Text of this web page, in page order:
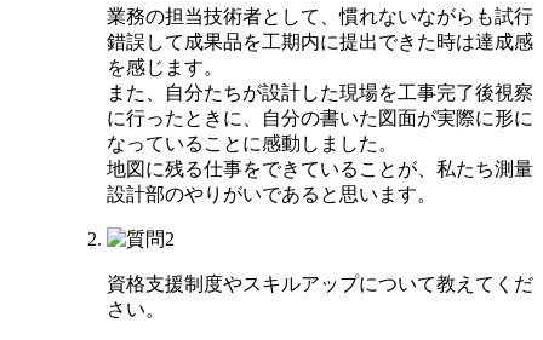
業務の担当技術者として、慣れないながらも試行
錯誤して成果品を工期内に提出できた時は達成感
を感じます。
また、自分たちが設計した現場を工事完了後視察
に行ったときに、自分の書いた図面が実際に形に
なっていることに感動しました。
地図に残る仕事をできていることが、私たち測量
設計部のやりがいであると思います。
資格支援制度やスキルアップについて教えてくだ
さい。